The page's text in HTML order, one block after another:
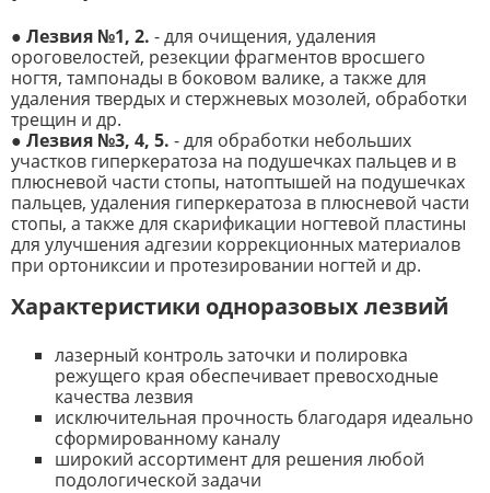
● Лезвия №1, 2. - для очищения, удаления
ороговелостей, резекции фрагментов вросшего
ногтя, тампонады в боковом валике, а также для
удаления твердых и стержневых мозолей, обработки
трещин и др.
● Лезвия №3, 4, 5. - для обработки небольших
участков гиперкератоза на подушечках пальцев и в
плюсневой части стопы, натоптышей на подушечках
пальцев, удаления гиперкератоза в плюсневой части
стопы, а также для скарификации ногтевой пластины
для улучшения адгезии коррекционных материалов
при ортониксии и протезировании ногтей и др.
Характеристики одноразовых лезвий
лазерный контроль заточки и полировка
режущего края обеспечивает превосходные
качества лезвия
исключительная прочность благодаря идеально
сформированному каналу
широкий ассортимент для решения любой
подологической задачи